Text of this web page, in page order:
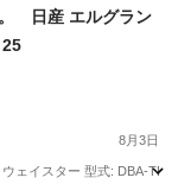
日産 エルグラン
25
8月3日
ェイスター 型式: DBA-